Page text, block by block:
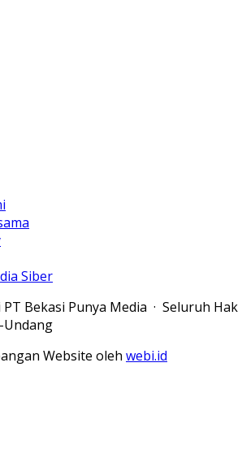
Siber
Bekasi Punya Media · Seluruh Hak
Undang
Website oleh webi.id